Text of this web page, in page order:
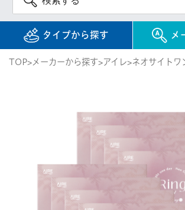
タイプから探す メ
1DAY / 1日 使い捨て
2WEEK / 2週間 使い捨て
1MONTH / 1ヶ月 使い捨て
乱視用コンタクトレンズ
メアシス
クーパービジョン ボシュ
検 索
MYコンタクト（らくらく再
TOP メーカーから探す アイレ ネオサイトワ